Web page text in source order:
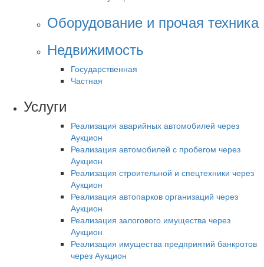
Оборудование и прочая техника
Недвижимость
Государственная
Частная
Услуги
Реализация аварийных автомобилей через
Аукцион
Реализация автомобилей с пробегом через
Аукцион
Реализация строительной и спецтехники через
Аукцион
Реализация автопарков организаций через
Аукцион
Реализация залогового имущества через
Аукцион
Реализация имущества предприятий банкротов
через Аукцион